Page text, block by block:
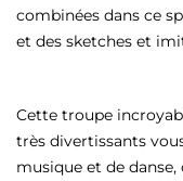
combinées dans ce
et des sketches et
Cette troupe
très divertissants
musique et de